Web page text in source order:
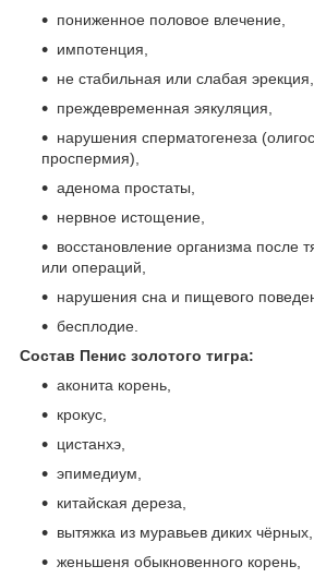
пониженное половое влечение,
импотенция,
не стабильная или слабая эрекция,
преждевременная эякуляция,
нарушения сперматогенеза
проспермия),
аденома простаты,
нервное истощение,
восстановление организма после
или операций,
нарушения сна и пищевого
бесплодие.
Состав Пенис золотого тигра:
аконита корень,
крокус,
цистанхэ,
эпимедиум,
китайская дереза,
вытяжка из муравьев диких чёрных,
женьшеня обыкновенного корень,